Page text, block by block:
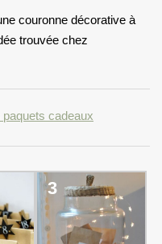
couronne décorative à
trouvée chez
cadeaux
3